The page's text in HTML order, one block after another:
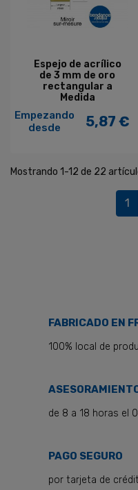
Espejo de acrílico
de 3 mm de oro
rectangular a
Medida
Empezando
desde
Precio
5,87 €
Mostrando 1-12 de 22
1
FABRICADO EN
100% local de
de 8 a 18 horas el
PAGO SEGURO
por tarjeta de